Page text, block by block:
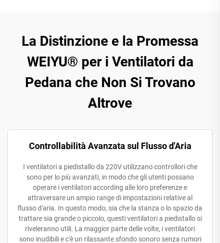
La Distinzione e la Promessa
WEIYU® per i Ventilatori da
Pedana che Non Si Trovano
Altrove
Controllabilità Avanzata sul Flusso d'Aria
I ventilatori a piedistallo da 220V utilizzano controllori che
sono per lo più avanzati, in modo che gli utenti possano
operare i ventilatori according alle loro preferenze e
attraversare un ampio range di impostazioni relative al
flusso d'aria. In questo modo, sia che la stanza o lo spazio da
trattare sia grande o piccolo, questi ventilatori a piedistallo si
riveleranno utili. La maggior parte delle volte, i ventilatori
sono inudibili e c'è un rilassante sfondo sonoro senza rumori